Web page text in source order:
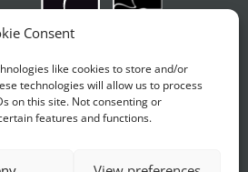
Consent
like cookies to store and/or
technologies will allow us to process
on this site. Not consenting or
features and functions.